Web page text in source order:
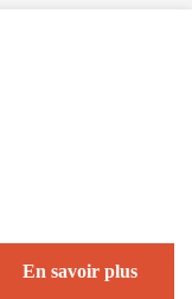
En savoir plus